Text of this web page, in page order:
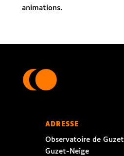
animations.
ADRESSE
Observatoire de Guzet
Guzet-Neige